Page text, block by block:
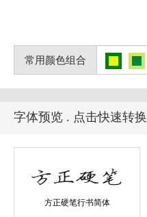
常用颜色组合
字体预览 . 点击快速转换
方正硬笔行书简体